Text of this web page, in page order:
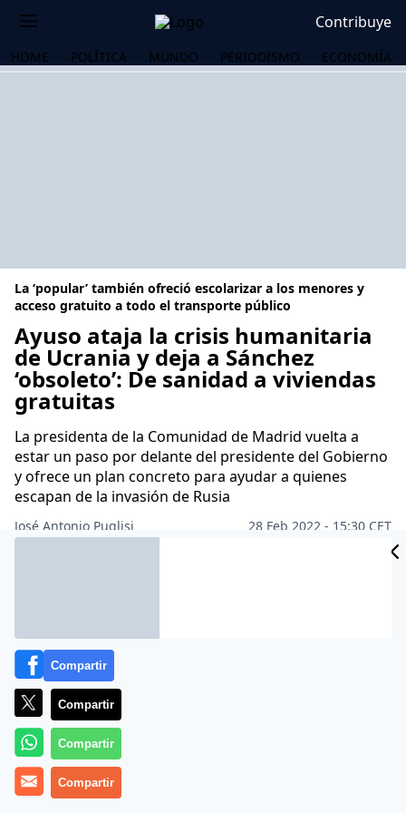
Contribuye
HOME POLÍTICA MUNDO PERIODISMO ECONOMÍA
La ‘popular’ también ofreció escolarizar a los menores y
acceso gratuito a todo el transporte público
Ayuso ataja la crisis humanitaria
de Ucrania y deja a Sánchez
‘obsoleto’: De sanidad a viviendas
gratuitas
La presidenta de la Comunidad de Madrid vuelta a
estar un paso por delante del presidente del Gobierno
y ofrece un plan concreto para ayudar a quienes
escapan de la invasión de Rusia
José Antonio Puglisi
28 Feb 2022 - 15:30 CET
Compartir
Compartir
Compartir
Compartir